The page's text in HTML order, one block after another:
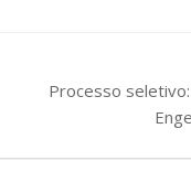
Processo